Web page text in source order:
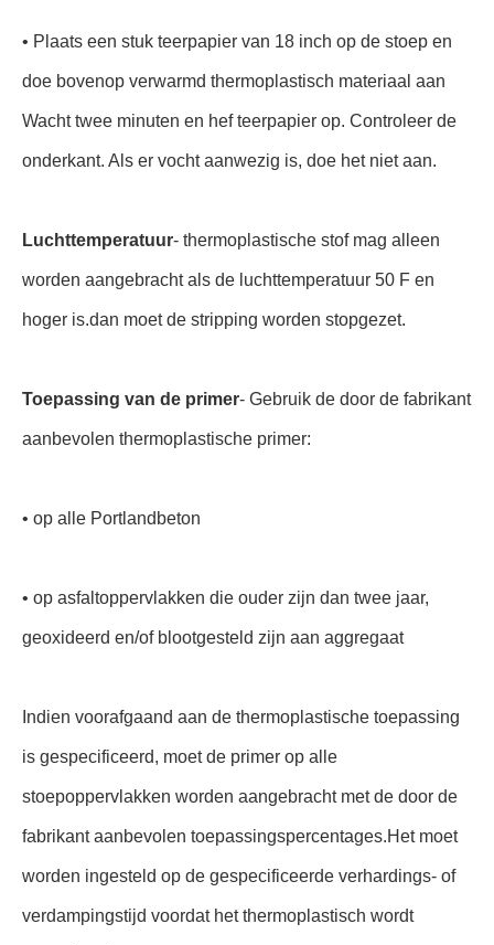
• Plaats een stuk teerpapier van 18 inch op de stoep en
doe bovenop verwarmd thermoplastisch materiaal aan
Wacht twee minuten en hef teerpapier op. Controleer de
onderkant. Als er vocht aanwezig is, doe het niet aan.
Luchttemperatuur- thermoplastische stof mag alleen
worden aangebracht als de luchttemperatuur 50 F en
hoger is.dan moet de stripping worden stopgezet.
Toepassing van de primer- Gebruik de door de fabrikant
aanbevolen thermoplastische primer:
• op alle Portlandbeton
• op asfaltoppervlakken die ouder zijn dan twee jaar,
geoxideerd en/of blootgesteld zijn aan aggregaat
Indien voorafgaand aan de thermo­plastische toepassing
is gespecificeerd, moet de primer op alle
stoepoppervlakken worden aangebracht met de door de
fabrikant aanbevolen toepassingspercentages.Het moet
worden ingesteld op de gespecificeerde verhardings- of
verdampingstijd voordat het thermoplastisch wordt